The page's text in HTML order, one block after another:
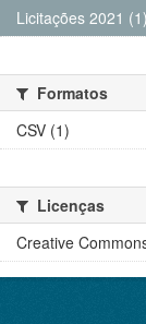
Licitações 2021 (1)
Formatos
CSV (1)
Licenças
Creative